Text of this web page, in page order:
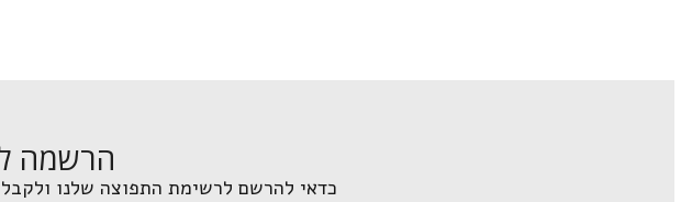
הרשמה
כדאי להרשם לרשימת התפוצה שלנו